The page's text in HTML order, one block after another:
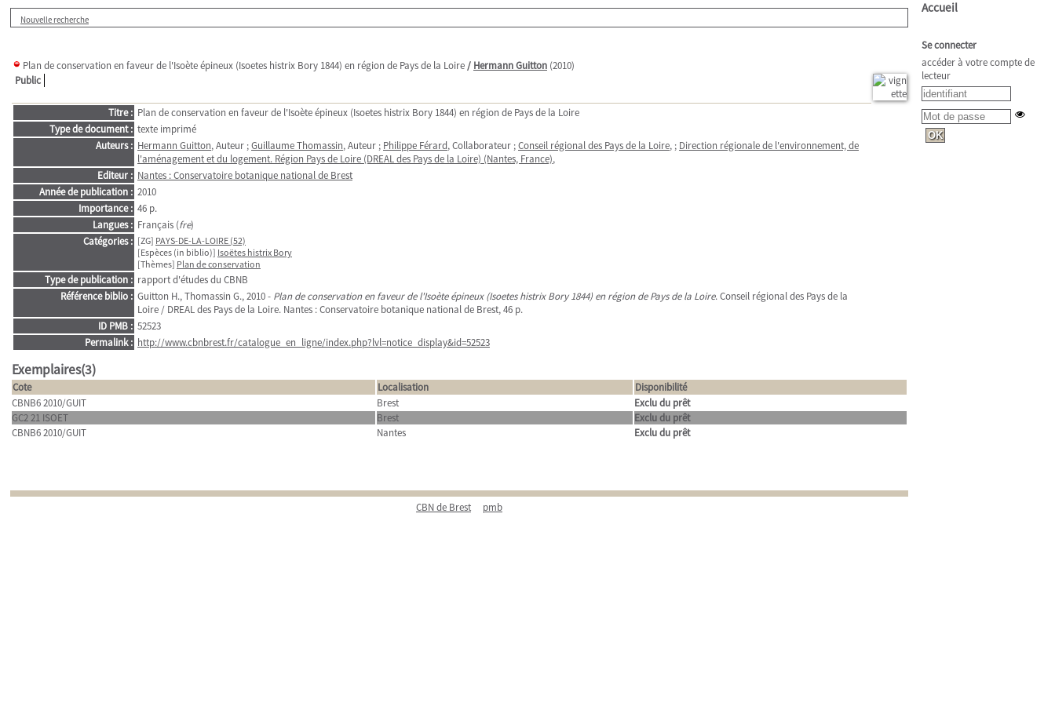
Nouvelle recherche
Plan de conservation en faveur de l'Isoète épineux (Isoetes histrix Bory 1844) en région de Pays de la Loire/ Hermann Guitton (2010)
Public
Titre : Plan de conservation en faveur de l'Isoète épineux (Isoetes histrix Bory 1844) en région de Pays de la Loire
Type de document : texte imprimé
Auteurs : Hermann Guitton, Auteur ;Guillaume Thomassin, Auteur ; Philippe Férard, Collaborateur ;Conseil régional des Pays de la Loire, ; Direction régionale de l'environnement, de
l'aménagement et du logement. Région Pays de Loire (DREAL des Pays de la Loire) (Nantes, France),
Editeur : Nantes : Conservatoire botanique national de Brest
Année de publication : 2010
Importance : 46 p.
Langues : Français (fre)
Catégories : [ZG] PAYS-DE-LA-LOIRE (52)
[Espèces (in biblio)] Isoëtes histrix Bory
[Thèmes] Plan de conservation
Type de publication : rapport d'études du CBNB
Référence biblio : Guitton H., Thomassin G., 2010 - Plan de conservation en faveur de l'Isoète épineux (Isoetes histrix Bory 1844) en région de Pays de la Loire. Conseil régional des Pays de la
Loire / DREAL des Pays de la Loire. Nantes : Conservatoire botanique national de Brest, 46 p.
ID PMB : 52523
Permalink : http://www.cbnbrest.fr/catalogue_en_ligne/index.php?lvl=notice_display&id=52523
Exemplaires(3)
Cote Localisation
Disponibilité
CBNB6 2010/GUIT
Brest
Exclu du prêt
GC2 21 ISOET
Brest
Exclu du prêt
CBNB6 2010/GUIT
Nantes Exclu du prêt
CBN de Brest pmb
Accueil
Se connecter
accéder à votre compte de
lecteur